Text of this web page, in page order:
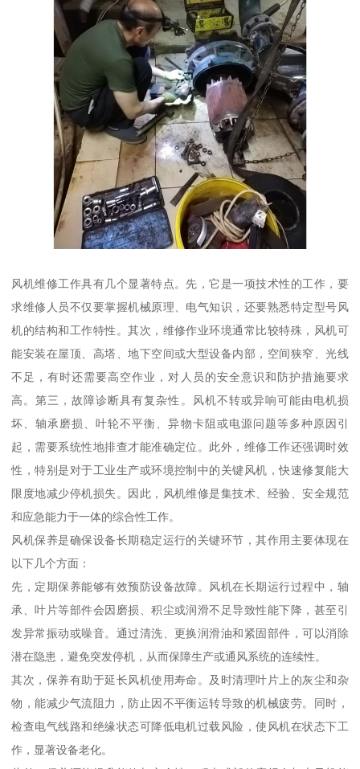
风机维修工作具有几个显著特点。先，它是一项技术性的工作，要
求维修人员不仅要掌握机械原理、电气知识，还要熟悉特定型号风
机的结构和工作特性。其次，维修作业环境通常比较特殊，风机可
能安装在屋顶、高塔、地下空间或大型设备内部，空间狭窄、光线
不足，有时还需要高空作业，对人员的安全意识和防护措施要求
高。第三，故障诊断具有复杂性。风机不转或异响可能由电机损
坏、轴承磨损、叶轮不平衡、异物卡阻或电源问题等多种原因引
起，需要系统性地排查才能准确定位。此外，维修工作还强调时效
性，特别是对于工业生产或环境控制中的关键风机，快速修复能大
限度地减少停机损失。因此，风机维修是集技术、经验、安全规范
和应急能力于一体的综合性工作。
风机保养是确保设备长期稳定运行的关键环节，其作用主要体现在
以下几个方面：
先，定期保养能够有效预防设备故障。风机在长期运行过程中，轴
承、叶片等部件会因磨损、积尘或润滑不足导致性能下降，甚至引
发异常振动或噪音。通过清洗、更换润滑油和紧固部件，可以消除
潜在隐患，避免突发停机，从而保障生产或通风系统的连续性。
其次，保养有助于延长风机使用寿命。及时清理叶片上的灰尘和杂
物，能减少气流阻力，防止因不平衡运转导致的机械疲劳。同时，
检查电气线路和绝缘状态可降低电机过载风险，使风机在状态下工
作，显著设备老化。